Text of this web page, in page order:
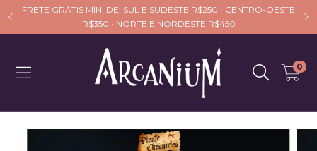
FRETE GRÁTIS MÍN. DE: SUL E SUDESTE R$250 • CENTRO-OESTE
R$350 • NORTE E NORDESTE R$450
0